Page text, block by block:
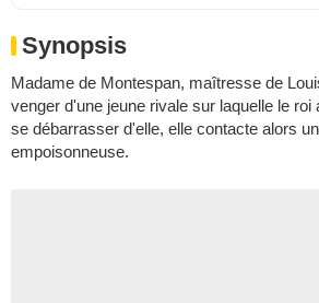
Synopsis
Madame de Montespan, maîtresse de
venger d'une jeune rivale sur laquelle le roi
se débarrasser d'elle, elle contacte alors
empoisonneuse.